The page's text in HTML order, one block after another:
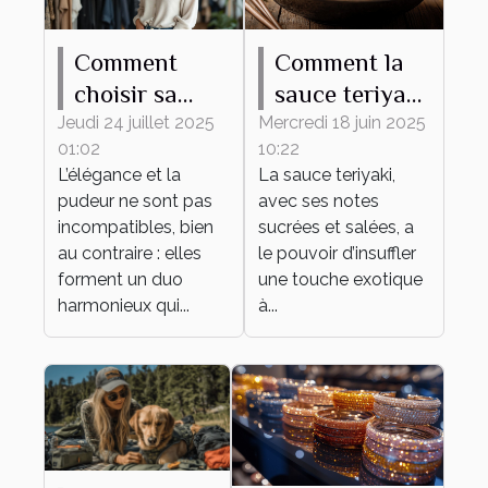
Comment
choisir sa
tenue
élégante et
pudique pour
tout
événement ?
Jeudi 24 juillet 2025
01:02
L’élégance et la
pudeur ne sont pas
incompatibles, bien
au contraire : elles
forment un duo
harmonieux qui...
Comment la
sauce teriyaki
transforme
vos plats du
quotidien
Mercredi 18 juin 2025
10:22
La sauce teriyaki,
avec ses notes
sucrées et salées, a
le pouvoir d’insuffler
une touche exotique
à...